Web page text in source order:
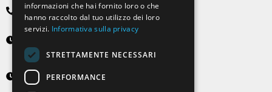
+ 39 0239 931 187
Lunedì-Venerdì
8:30 - 12:30 e 14:00 - 18:00
Sabato
9:00 - 12:00 (solo su appuntamento)
informazioni che hai fornito loro o che
hanno raccolto dal tuo utilizzo dei loro
servizi. Informativa sulla privacy
STRETTAMENTE NECESSARI
PERFORMANCE